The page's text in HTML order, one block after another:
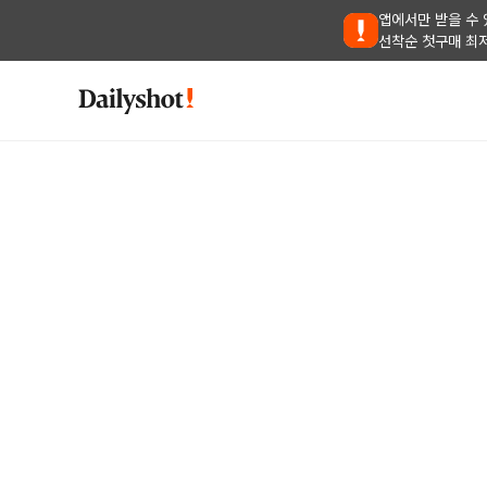
앱에서만 받을 수
선착순 첫구매 최